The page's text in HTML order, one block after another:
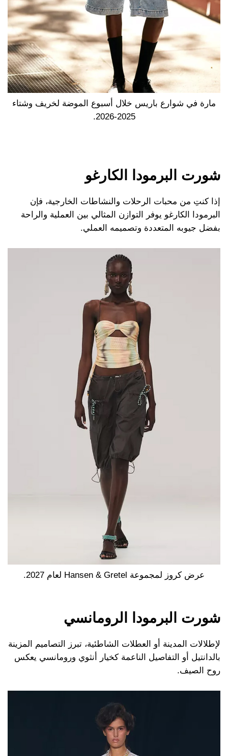
مارة في شوارع باريس خلال أسبوع الموضة لخريف وشتاء
2025-2026.
شورت البرمودا الكارغو
إذا كنتِ من محبات الرحلات والنشاطات الخارجية، فإن
البرمودا الكارغو يوفر التوازن المثالي بين العملية والراحة
بفضل جيوبه المتعددة وتصميمه العملي.
عرض كروز لمجموعة Hansen & Gretel لعام 2027.
شورت البرمودا الرومانسي
لإطلالات المدينة أو العطلات الشاطئية، تبرز التصاميم المزينة
بالدانتيل أو التفاصيل الناعمة كخيار أنثوي ورومانسي يعكس
روح الصيف.